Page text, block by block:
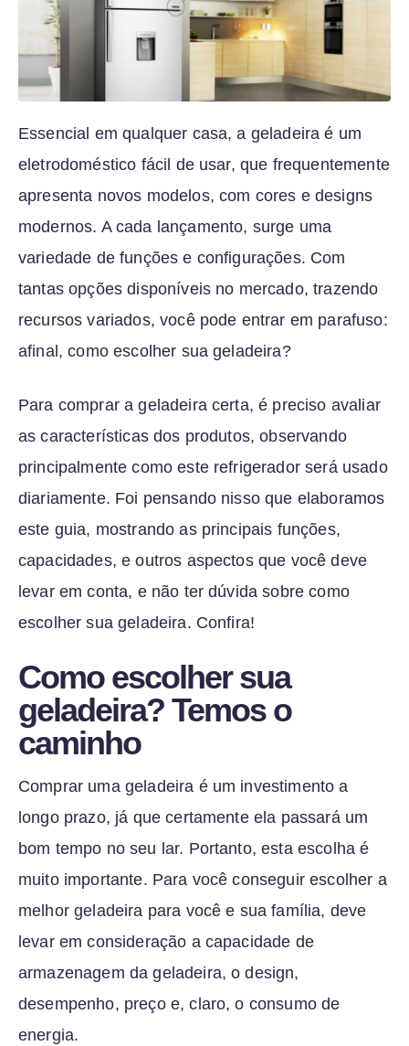
Essencial em qualquer casa, a geladeira é um
eletrodoméstico fácil de usar, que frequentemente
apresenta novos modelos, com cores e designs
modernos. A cada lançamento, surge uma
variedade de funções e configurações. Com
tantas opções disponíveis no mercado, trazendo
recursos variados, você pode entrar em parafuso:
afinal, como escolher sua geladeira?
Para comprar a geladeira certa, é preciso avaliar
as características dos produtos, observando
principalmente como este refrigerador será usado
diariamente. Foi pensando nisso que elaboramos
este guia, mostrando as principais funções,
capacidades, e outros aspectos que você deve
levar em conta, e não ter dúvida sobre como
escolher sua geladeira. Confira!
Como escolher sua
geladeira? Temos o
caminho
Comprar uma geladeira é um investimento a
longo prazo, já que certamente ela passará um
bom tempo no seu lar. Portanto, esta escolha é
muito importante. Para você conseguir escolher a
melhor geladeira para você e sua família, deve
levar em consideração a capacidade de
armazenagem da geladeira, o design,
desempenho, preço e, claro, o consumo de
energia.